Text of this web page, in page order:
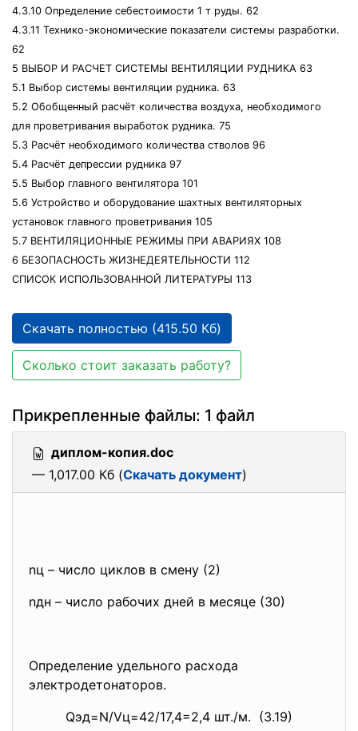
4.3.10 Определение себестоимости 1 т руды. 62
4.3.11 Технико-экономические показатели системы разработки.
62
5 ВЫБОР И РАСЧЕТ СИСТЕМЫ ВЕНТИЛЯЦИИ РУДНИКА 63
5.1 Выбор системы вентиляции рудника. 63
5.2 Обобщенный расчёт количества воздуха, необходимого
для проветривания выработок рудника. 75
5.3 Расчёт необходимого количества стволов 96
5.4 Расчёт депрессии рудника 97
5.5 Выбор главного вентилятора 101
5.6 Устройство и оборудование шахтных вентиляторных
установок главного проветривания 105
5.7 ВЕНТИЛЯЦИОННЫЕ РЕЖИМЫ ПРИ АВАРИЯХ 108
6 БЕЗОПАСНОСТЬ ЖИЗНЕДЕЯТЕЛЬНОСТИ 112
CПИСОК ИСПОЛЬЗОВАННОЙ ЛИТЕРАТУРЫ 113
Скачать полностью (415.50 Кб)
Сколько стоит заказать работу?
Прикрепленные файлы: 1 файл
диплом-копия.doc
— 1,017.00 Кб (Скачать документ)
nц – число циклов в смену (2)
nдн – число рабочих дней в месяце (30)
Определение удельного расхода
электродетонаторов.
Qэд=N/Vц=42/17,4=2,4 шт./м. (3.19)